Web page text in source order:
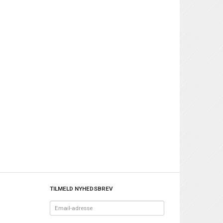
TILMELD NYHEDSBREV
adresse